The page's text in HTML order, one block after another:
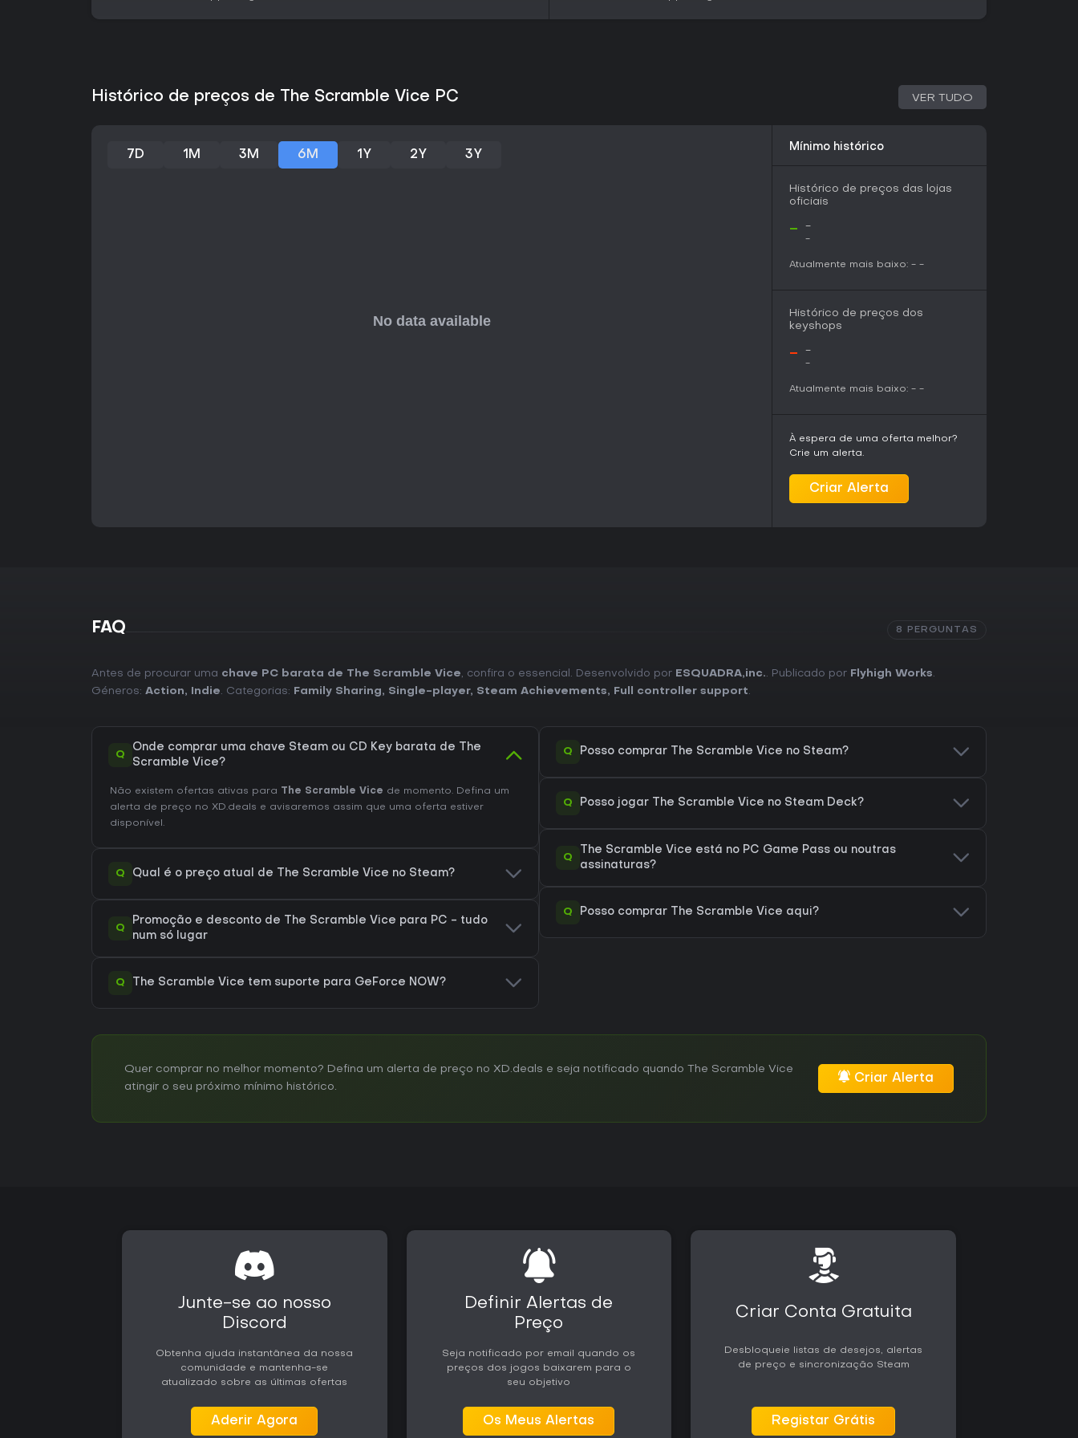
Histórico de preços de The Scramble Vice PC VER TUDO
7D 1M 3M 6M 1Y 2Y 3Y
Mínimo histórico
Histórico de preços das lojas
oficiais
- -
-
Atualmente mais baixo: - -
Histórico de preços dos
keyshops
- -
-
Atualmente mais baixo: - -
À espera de uma oferta melhor?
Crie um alerta.
Criar Alerta
FAQ 8 PERGUNTAS
Antes de procurar uma chave PC barata de The Scramble Vice, confira o essencial. Desenvolvido por ESQUADRA,inc.. Publicado por Flyhigh Works.
Géneros: Action, Indie. Categorias: Family Sharing, Single-player, Steam Achievements, Full controller support.
Q
Onde comprar uma chave Steam ou CD Key barata de The
Scramble Vice?
Não existem ofertas ativas para The Scramble Vice de momento. Defina um
alerta de preço no XD.deals e avisaremos assim que uma oferta estiver
disponível.
Q Qual é o preço atual de The Scramble Vice no Steam?
Q
Promoção e desconto de The Scramble Vice para PC - tudo
num só lugar
Q The Scramble Vice tem suporte para GeForce NOW?
Q Posso comprar The Scramble Vice no Steam?
Q Posso jogar The Scramble Vice no Steam Deck?
Q
The Scramble Vice está no PC Game Pass ou noutras
assinaturas?
Q Posso comprar The Scramble Vice aqui?
Quer comprar no melhor momento? Defina um alerta de preço no XD.deals e seja notificado quando The Scramble Vice
atingir o seu próximo mínimo histórico.
Criar Alerta
Junte-se ao nosso
Discord
Obtenha ajuda instantânea da nossa
comunidade e mantenha-se
atualizado sobre as últimas ofertas
Aderir Agora
Definir Alertas de
Preço
Seja notificado por email quando os
preços dos jogos baixarem para o
seu objetivo
Os Meus Alertas
Criar Conta Gratuita
Desbloqueie listas de desejos, alertas
de preço e sincronização Steam
Registar Grátis